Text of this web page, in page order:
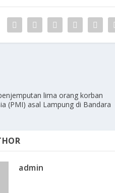
lima orang korban
(PMI) asal Lampung di Bandara
admin